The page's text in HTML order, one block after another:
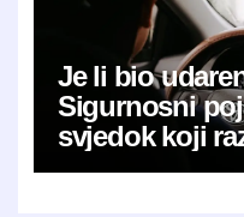
Je li bio
Sigurnosni
svjedok koji
vreći”